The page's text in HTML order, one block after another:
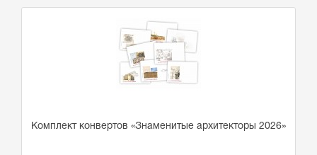
Комплект конвертов «Знаменитые архитекторы 2026»